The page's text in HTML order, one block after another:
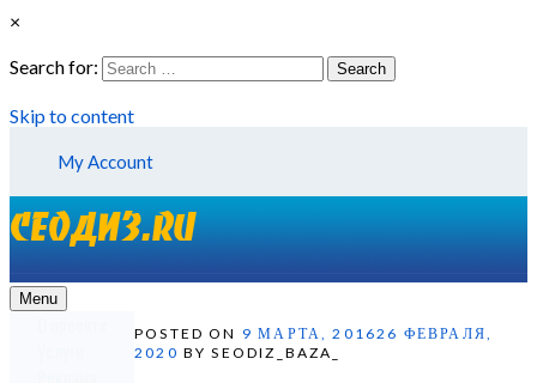
×
Search for:
Search
Skip to content
My Account
Menu
POSTED ON 9 МАРТА, 201626 ФЕВРАЛЯ,
2020 BY SEODIZ_BAZA_